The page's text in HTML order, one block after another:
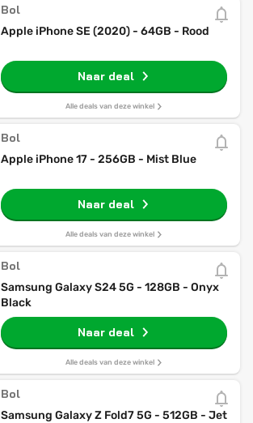
Bol
Apple iPhone SE (2020) - 64GB - Rood
Naar deal
Alle deals van deze winkel
Bol
Apple iPhone 17 - 256GB - Mist Blue
Naar deal
Alle deals van deze winkel
Bol
Samsung Galaxy S24 5G - 128GB - Onyx
Black
Naar deal
Alle deals van deze winkel
Bol
Samsung Galaxy Z Fold7 5G - 512GB - Jet